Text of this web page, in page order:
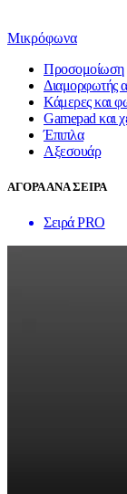
Μικρόφωνα
Προσομοίωση
Διαμορφωτής
Κάμερες και
Gamepad και
Έπιπλα
Αξεσουάρ
ΑΓΟΡΑ ΑΝΑ ΣΕΙΡΑ
Σειρά PRO